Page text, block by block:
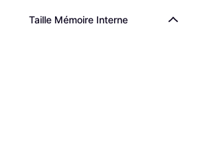
Taille Mémoire Interne